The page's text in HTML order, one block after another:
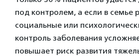
под контролем, а если в семье
социальные или
контроль заболевания
повышает риск развития